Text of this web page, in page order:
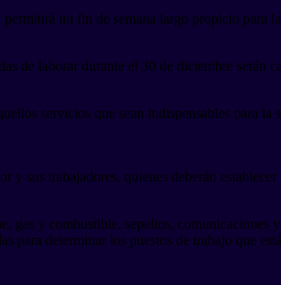
un fin de semana largo propicio para
de laborar durante el 30 de diciembre serán
servicios que sean indispensables para la
sus trabajadores, quienes deberán
gas y combustible, sepelios, comunicaciones
para determinar los puestos de trabajo que